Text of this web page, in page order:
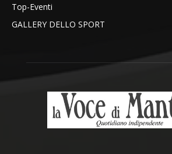
Top-Eventi
GALLERY DELLO SPORT